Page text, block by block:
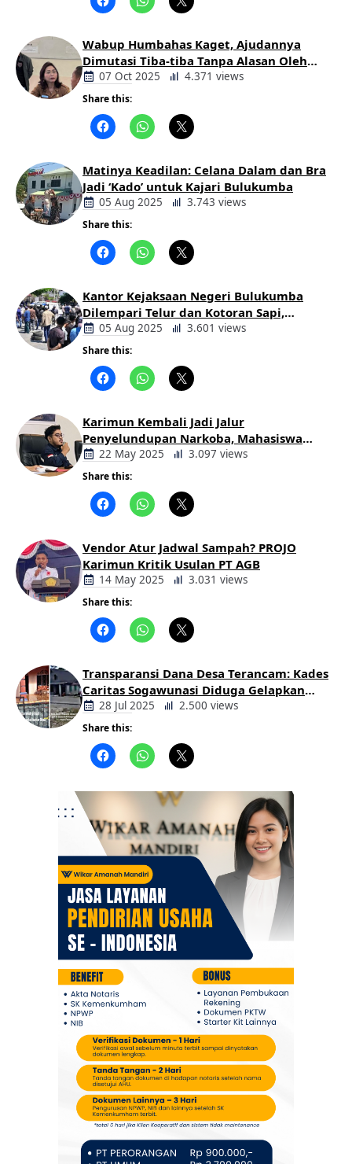
Wabup Humbahas Kaget, Ajudannya
Dimutasi Tiba-tiba Tanpa Alasan Oleh
Bupati
07 Oct 2025 4.371 views
Share this:
Matinya Keadilan: Celana Dalam dan Bra
Jadi ‘Kado’ untuk Kajari Bulukumba
05 Aug 2025 3.743 views
Share this:
Kantor Kejaksaan Negeri Bulukumba
Dilempari Telur dan Kotoran Sapi,
Keluarga Korban Lakalantas Tuntut
Keadilan
05 Aug 2025 3.601 views
Share this:
Karimun Kembali Jadi Jalur
Penyelundupan Narkoba, Mahasiswa
Desak Pemkab dan Aparat Bertindak
Tegas
22 May 2025 3.097 views
Share this:
Vendor Atur Jadwal Sampah? PROJO
Karimun Kritik Usulan PT AGB
14 May 2025 3.031 views
Share this:
Transparansi Dana Desa Terancam: Kades
Caritas Sogawunasi Diduga Gelapkan
Bantuan untuk Warga
28 Jul 2025 2.500 views
Share this: